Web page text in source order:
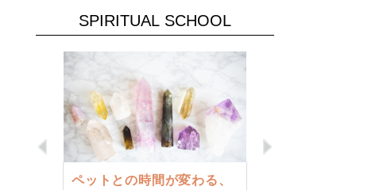
SPIRITUAL SCHOOL
Previous
ペットとの時間が変わる、